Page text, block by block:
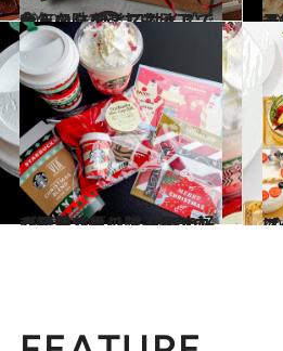
2020.11.10
今年のクリスマスはアソートで♪ ひと口サイズで色んな味を楽しもう！
グルメ ラグ
2020.11.8
【スタバホリデー2020】が可愛すぎ♡ スタバ大好き編集部員の購入品はコレ
グルメ 【グラ